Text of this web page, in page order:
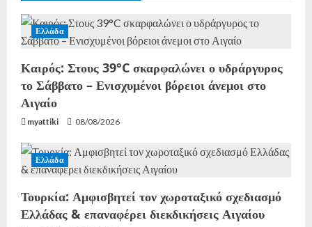
Ελλάδα
Καιρός: Στους 39°C σκαρφαλώνει ο υδράργυρος
το Σάββατο – Ενισχυμένοι βόρειοι άνεμοι στο
Αιγαίο
myattiki 08/08/2026
Ελλάδα
Τουρκία: Αμφισβητεί τον χωροταξικό σχεδιασμό
Ελλάδας & επαναφέρει διεκδικήσεις Αιγαίου